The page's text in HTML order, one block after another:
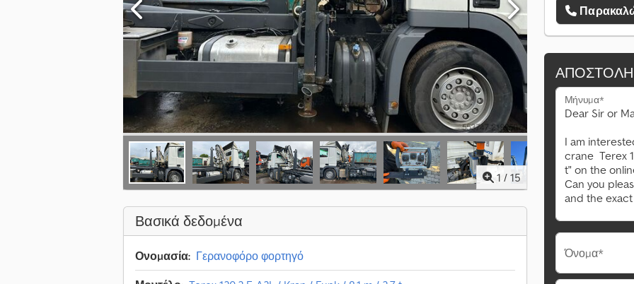
1 / 15
Βασικά δεδομένα
Ονομασία: Γερανοφόρο φορτηγό
Μήνυμα*
Όνομα*